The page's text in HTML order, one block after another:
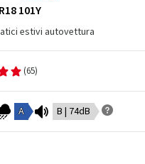
101Y
estivi autovettura
(65)
A B | 74dB